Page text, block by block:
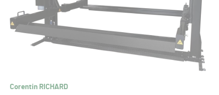
Corentin RICHARD